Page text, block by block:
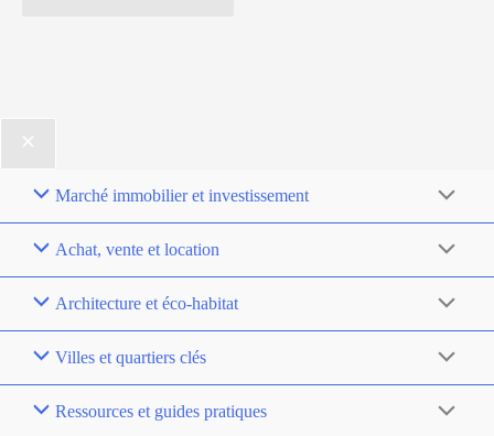
Marché immobilier et investissement
Achat, vente et location
Architecture et éco-habitat
Villes et quartiers clés
Ressources et guides pratiques